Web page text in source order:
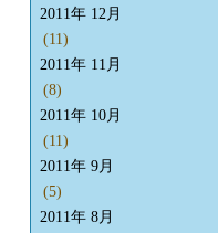
2011年 12月
(11)
2011年 11月
(8)
2011年 10月
(11)
2011年 9月
(5)
2011年 8月